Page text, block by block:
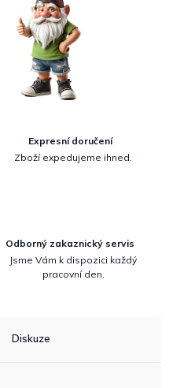
Expresní doručení
Zboží expedujeme ihned.
Odborný zakaznický servis
Jsme Vám k dispozici každý
pracovní den.
Diskuze